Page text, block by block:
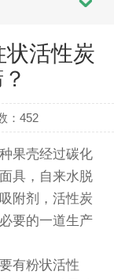
状活性炭
：452
果壳经过碳化
具，自来水脱
附剂，活性炭
要的一道生产
有粉状活性